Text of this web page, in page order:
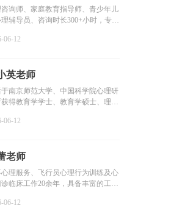
询师、家庭教育指导师、青少年儿
辅导员、咨询时长300+小时，专业
06-12
英老师
于南京师范大学、中国科学院心理研
获得教育学学士、教育学硕士、理学
06-12
老师
心理服务、飞行员心理行为训练及心
临床工作20余年，具备丰富的工作
06-12